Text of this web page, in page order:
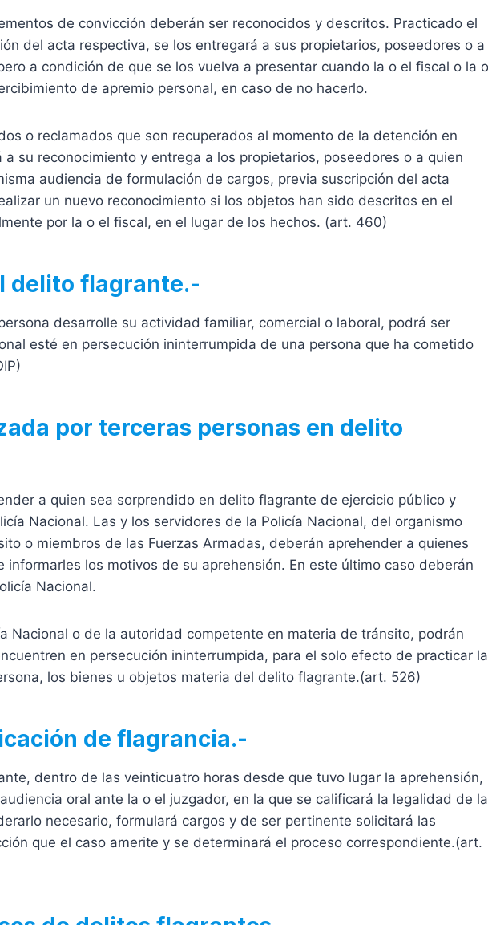
de convicción deberán ser reconocidos y descritos. Practicado el
del acta respectiva, se los entregará a sus propietarios, poseedores o a
a condición de que se los vuelva a presentar cuando la o el fiscal o la
de apremio personal, en caso de no hacerlo.
o reclamados que son recuperados al momento de la detención en
su reconocimiento y entrega a los propietarios, poseedores o a quien
audiencia de formulación de cargos, previa suscripción del acta
un nuevo reconocimiento si los objetos han sido descritos en el
por la o el fiscal, en el lugar de los hechos. (art. 460)
delito flagrante.-
desarrolle su actividad familiar, comercial o laboral, podrá ser
esté en persecución ininterrumpida de una persona que ha cometido
por terceras personas en delito
a quien sea sorprendido en delito flagrante de ejercicio público y
Nacional. Las y los servidores de la Policía Nacional, del organismo
o miembros de las Fuerzas Armadas, deberán aprehender a quienes
los motivos de su aprehensión. En este último caso deberán
Nacional.
Nacional o de la autoridad competente en materia de tránsito, podrán
en persecución ininterrumpida, para el solo efecto de practicar la
los bienes u objetos materia del delito flagrante.(art. 526)
de flagrancia.-
dentro de las veinticuatro horas desde que tuvo lugar la aprehensión,
oral ante la o el juzgador, en la que se calificará la legalidad de la
necesario, formulará cargos y de ser pertinente solicitará las
que el caso amerite y se determinará el proceso correspondiente.(art.